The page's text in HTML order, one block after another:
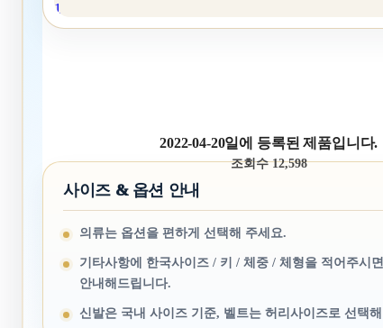
1
2022-04-20일에 등록된 제품입니다.
조회수 12,598
사이즈 & 옵션 안내
의류는 옵션을 편하게 선택해 주세요.
기타사항에 한국사이즈 / 키 / 체중 / 체형을 적어주시
안내해드립니다.
신발은 국내 사이즈 기준, 벨트는 허리사이즈로 선택